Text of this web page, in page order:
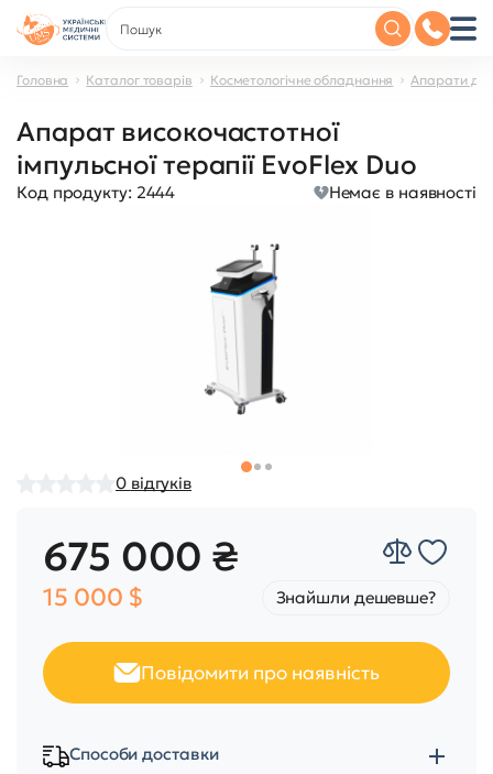
Головна Каталог товарів Косметологічне обладнання Апарати
Апарат високочастотної
імпульсної терапії EvoFlex Duo
Код продукту: 2444 Немає в наявності
0 відгуків
675 000 ₴
15 000 $ Знайшли дешевше?
Повідомити про наявність
Способи доставки